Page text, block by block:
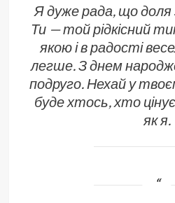
Я дуже рада, що доля
Ти — той рідкісний
якою і в радості
легше. З днем
подруго. Нехай у
буде хтось, хто
як я.